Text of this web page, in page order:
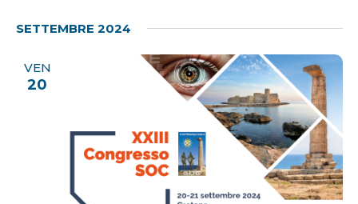
SETTEMBRE 2024
VEN
20